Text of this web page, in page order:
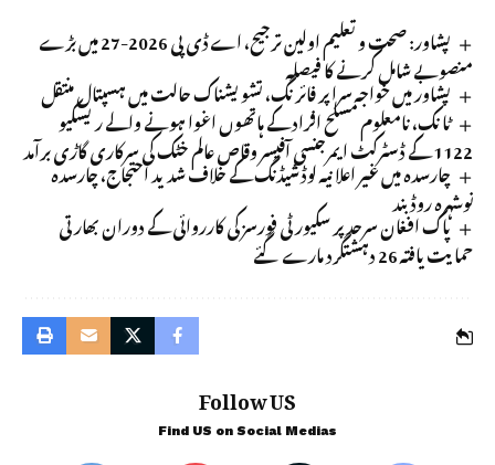
پشاور: صحت و تعلیم اولین ترجیح، اے ڈی پی 2026-27 میں بڑے
منصوبے شامل کرنے کا فیصلہ
پشاور میں خواجہ سرا پر فائرنگ، تشویشناک حالت میں ہسپتال منتقل
ٹانک، نامعلوم مسلح افراد کے ہاتھوں اغوا ہونے والے ریسکیو
1122 کے ڈسٹرکٹ ایمرجنسی آفیسر وقاص عالم خٹک کی سرکاری گاڑی برآمد
چارسدہ میں غیر اعلانیہ لوڈشیڈنگ کے خلاف شدید احتجاج، چارسدہ
نوشہرہ روڈ بند
پاک افغان سرحد پر سکیورٹی فورسز کی کارروائی کے دوران بھارتی
حمایت یافتہ 26 دہشتگرد مارے گئے
Follow US
Find US on Social Medias